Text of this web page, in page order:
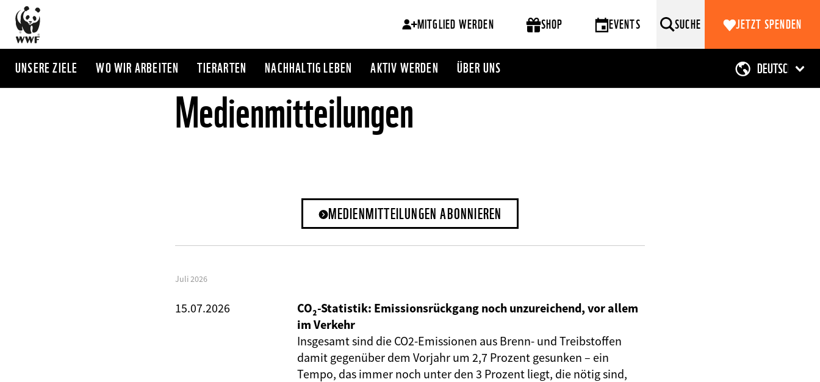
Direkt
zum
Inhalt
MITGLIED WERDEN SHOP EVENTS SUCHE JETZT SPENDEN
UNSERE ZIELE WO WIR ARBEITEN TIERARTEN NACHHALTIG LEBEN AKTIV WERDEN ÜBER UNS
Medienmitteilungen
MEDIENMITTEILUNGEN ABONNIEREN
Juli 2026
15.07.2026
CO₂-Statistik: Emissionsrückgang noch unzureichend, vor allem
im Verkehr
Insgesamt sind die CO2-Emissionen aus Brenn- und Treibstoffen
damit gegenüber dem Vorjahr um 2,7 Prozent gesunken – ein
Tempo, das immer noch unter den 3 Prozent liegt, die nötig sind,